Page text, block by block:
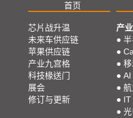
首页
芯片战升温
未来车供应链
苹果供应链
产业九宫格
科技椽送门
展会
修订与更新
产业
●
●
●
● AI
●
● IT
●